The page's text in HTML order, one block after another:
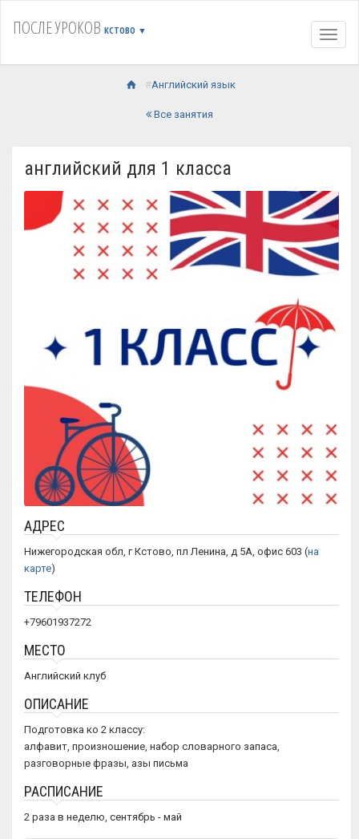
ПОСЛЕ УРОКОВ КСТОВО ▼
Английский язык
Все занятия
английский для 1 класса
АДРЕС
Нижегородская обл, г Кстово, пл Ленина, д 5А, офис 603 (на
карте)
ТЕЛЕФОН
+79601937272
МЕСТО
Английский клуб
ОПИСАНИЕ
Подготовка ко 2 классу:
алфавит, произношение, набор словарного запаса,
разговорные фразы, азы письма
РАСПИСАНИЕ
2 раза в неделю, сентябрь - май